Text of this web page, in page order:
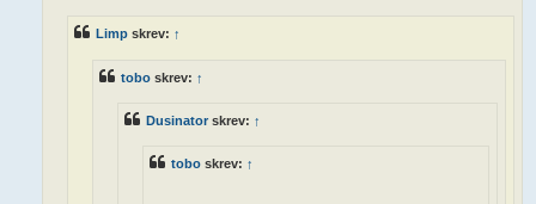
Limp skrev: ↑
tobo skrev: ↑
Dusinator skrev: ↑
tobo skrev: ↑